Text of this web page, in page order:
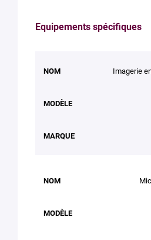
Equipements spécifiques
NOMMODÈLE MARQUE
Imagerie